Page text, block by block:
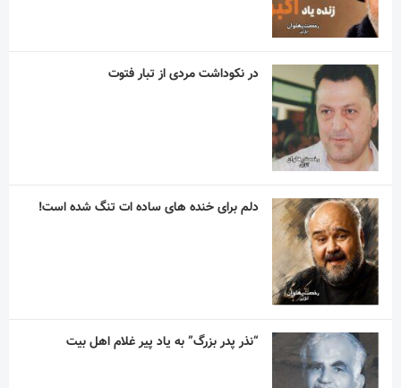
در نکوداشت مردی از تبار فتوت
دلم برای خنده های ساده ات تنگ شده است!
“نذر پدر بزرگ” به یاد پیر غلام اهل بیت